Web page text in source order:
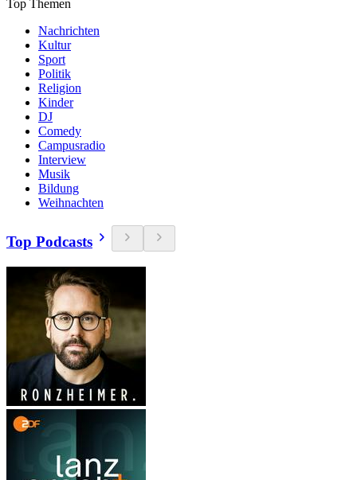
Top Themen
Nachrichten
Kultur
Sport
Politik
Religion
Kinder
DJ
Comedy
Campusradio
Interview
Musik
Bildung
Weihnachten
Top Podcasts